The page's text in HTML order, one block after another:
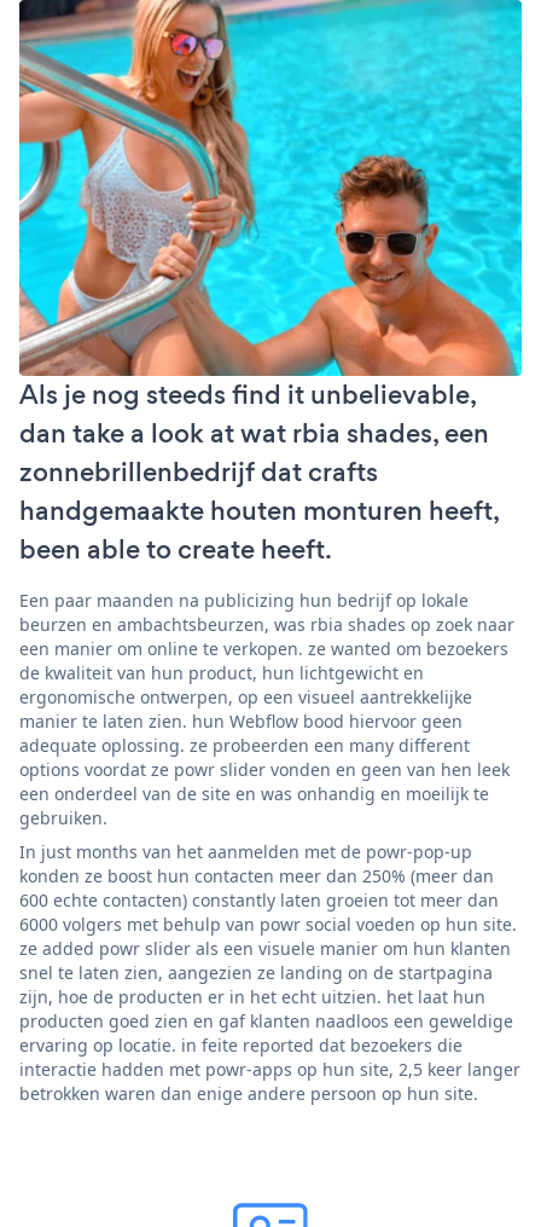
Als je nog steeds find it unbelievable,
dan take a look at wat rbia shades, een
zonnebrillenbedrijf dat crafts
handgemaakte houten monturen heeft,
been able to create heeft.
Een paar maanden na publicizing hun bedrijf op lokale
beurzen en ambachtsbeurzen, was rbia shades op zoek naar
een manier om online te verkopen. ze wanted om bezoekers
de kwaliteit van hun product, hun lichtgewicht en
ergonomische ontwerpen, op een visueel aantrekkelijke
manier te laten zien. hun Webflow bood hiervoor geen
adequate oplossing. ze probeerden een many different
options voordat ze powr slider vonden en geen van hen leek
een onderdeel van de site en was onhandig en moeilijk te
gebruiken.
In just months van het aanmelden met de powr-pop-up
konden ze boost hun contacten meer dan 250% (meer dan
600 echte contacten) constantly laten groeien tot meer dan
6000 volgers met behulp van powr social voeden op hun site.
ze added powr slider als een visuele manier om hun klanten
snel te laten zien, aangezien ze landing on de startpagina
zijn, hoe de producten er in het echt uitzien. het laat hun
producten goed zien en gaf klanten naadloos een geweldige
ervaring op locatie. in feite reported dat bezoekers die
interactie hadden met powr-apps op hun site, 2,5 keer langer
betrokken waren dan enige andere persoon op hun site.